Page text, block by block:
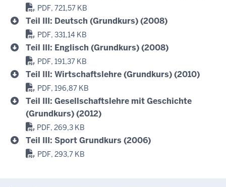
PDF, 721,57 KB
Teil III: Deutsch (Grundkurs) (2008)
PDF, 331,14 KB
Teil III: Englisch (Grundkurs) (2008)
PDF, 191,37 KB
Teil III: Wirtschaftslehre (Grundkurs) (2010)
PDF, 196,87 KB
Teil III: Gesellschaftslehre mit Geschichte
(Grundkurs) (2012)
PDF, 269,3 KB
Teil III: Sport Grundkurs (2006)
PDF, 293,7 KB